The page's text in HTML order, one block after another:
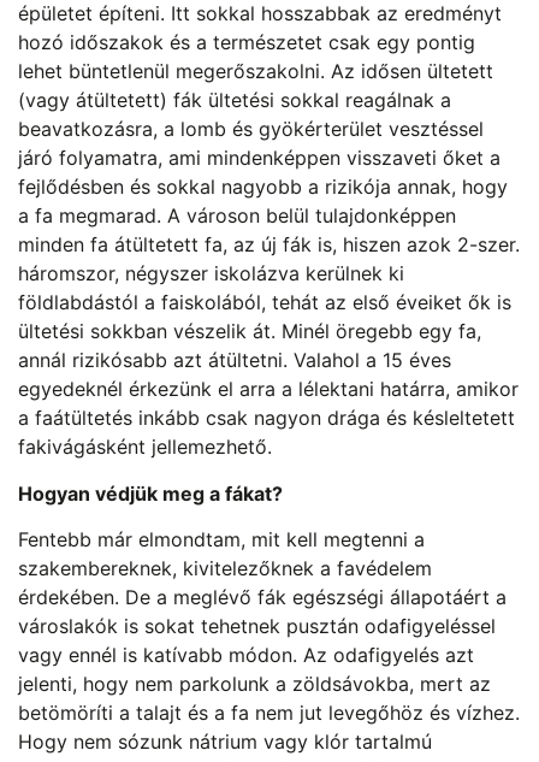
épületet építeni. Itt sokkal hosszabbak az eredményt
hozó időszakok és a természetet csak egy pontig
lehet büntetlenül megerőszakolni. Az idősen ültetett
(vagy átültetett) fák ültetési sokkal reagálnak a
beavatkozásra, a lomb és gyökérterület vesztéssel
járó folyamatra, ami mindenképpen visszaveti őket a
fejlődésben és sokkal nagyobb a rizikója annak, hogy
a fa megmarad. A városon belül tulajdonképpen
minden fa átültetett fa, az új fák is, hiszen azok 2-szer.
háromszor, négyszer iskolázva kerülnek ki
földlabdástól a faiskolából, tehát az első éveiket ők is
ültetési sokkban vészelik át. Minél öregebb egy fa,
annál rizikósabb azt átültetni. Valahol a 15 éves
egyedeknél érkezünk el arra a lélektani határra, amikor
a faátültetés inkább csak nagyon drága és késleltetett
fakivágásként jellemezhető.
Hogyan védjük meg a fákat?
Fentebb már elmondtam, mit kell megtenni a
szakembereknek, kivitelezőknek a favédelem
érdekében. De a meglévő fák egészségi állapotáért a
városlakók is sokat tehetnek pusztán odafigyeléssel
vagy ennél is katívabb módon. Az odafigyelés azt
jelenti, hogy nem parkolunk a zöldsávokba, mert az
betömöríti a talajt és a fa nem jut levegőhöz és vízhez.
Hogy nem sózunk nátrium vagy klór tartalmú